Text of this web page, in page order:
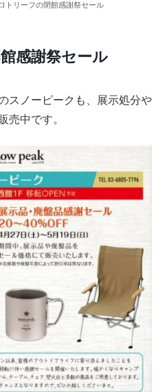
リーフの閉館感謝祭セール
感謝祭セール
スノーピークも、展示処分や
売中です。